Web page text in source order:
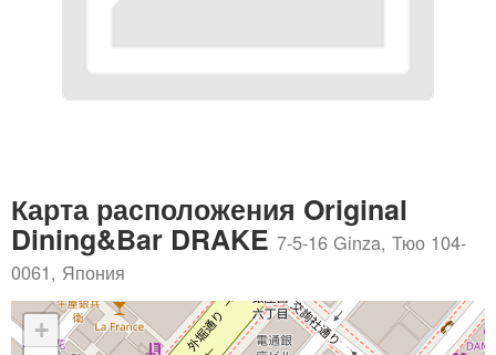
Карта расположения Original
Dining&Bar DRAKE 7-5-16 Ginza, Тюо 104-
0061, Япония
+